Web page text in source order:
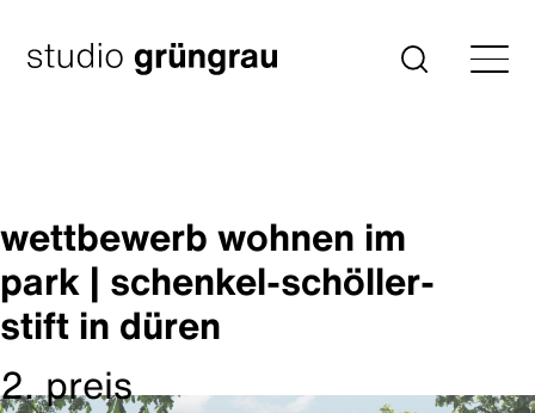
Inhalt
springen
Startseite Suche
wettbewerb wohnen im
park | schenkel-schöller-
stift in düren
2. preis